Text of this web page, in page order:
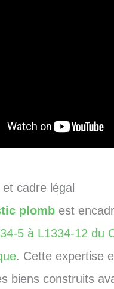
cadre légal
plomb est
5 à L1334-12 du
. Cette expertise
biens construits